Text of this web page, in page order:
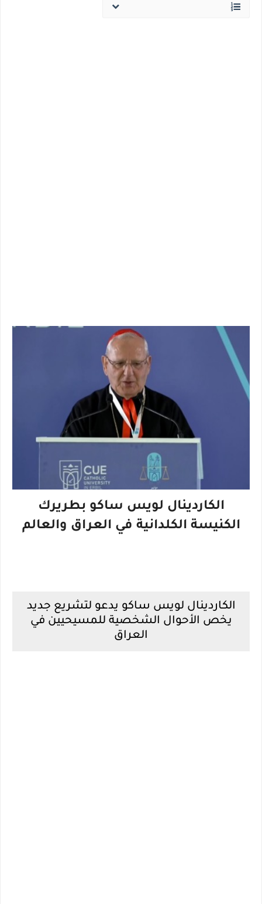
الكاردينال لويس ساكو بطريرك
الكنيسة الكلدانية في العراق والعالم
الكاردينال لويس ساكو يدعو لتشريع جديد
يخص الأحوال الشخصية للمسيحيين في
العراق